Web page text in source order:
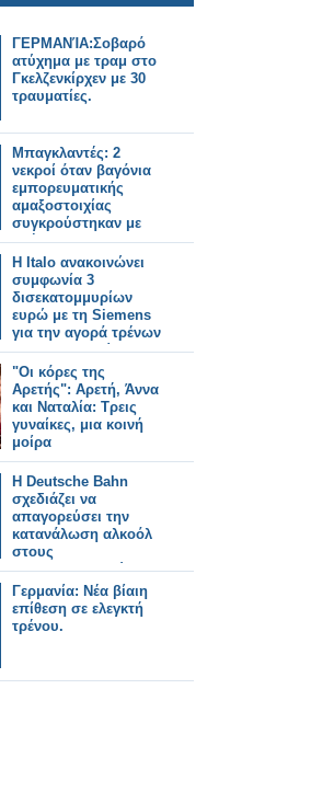
ΓΕΡΜΑΝΊΑ:Σοβαρό
ατύχημα με τραμ στο
Γκελζενκίρχεν με 30
τραυματίες.
Μπαγκλαντές: 2
νεκροί όταν βαγόνια
εμπορευματικής
αμαξοστοιχίας
συγκρούστηκαν με
οχήματα.
Η Italo ανακοινώνει
συμφωνία 3
δισεκατομμυρίων
ευρώ με τη Siemens
για την αγορά τρένων
για τη Γερμανία.
"Οι κόρες της
Αρετής": Αρετή, Άννα
και Ναταλία: Τρεις
γυναίκες, μια κοινή
μοίρα
Η Deutsche Bahn
σχεδιάζει να
απαγορεύσει την
κατανάλωση αλκοόλ
στους
σιδηροδρομικούς
σταθμούς στη
Γερμανία.
Γερμανία: Νέα βίαιη
επίθεση σε ελεγκτή
τρένου.